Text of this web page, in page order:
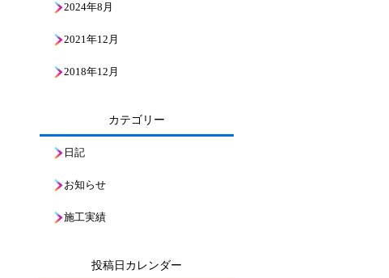
2024年8月
2021年12月
2018年12月
カテゴリー
日記
お知らせ
施工実績
投稿日カレンダー